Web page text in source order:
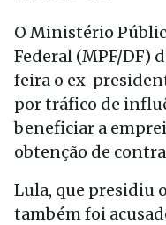
O Ministério
Federal (MPF/DF)
feira o ex-
por tráfico de
beneficiar a
obtenção de
Lula, que presidiu
também foi